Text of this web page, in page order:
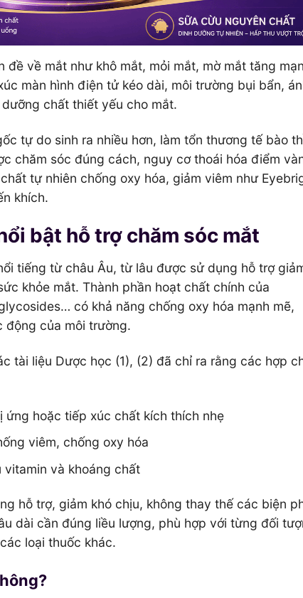
về mắt như khô mắt, mỏi mắt, mờ mắt tăng
màn hình điện tử kéo dài, môi trường bụi bẩn,
chất thiết yếu cho mắt.
tự do sinh ra nhiều hơn, làm tổn thương tế bào
chăm sóc đúng cách, nguy cơ thoái hóa điểm
tự nhiên chống oxy hóa, giảm viêm như
khích.
bật hỗ trợ chăm sóc mắt
tiếng từ châu Âu, từ lâu được sử dụng hỗ trợ
khỏe mắt. Thành phần hoạt chất chính của
có khả năng chống oxy hóa mạnh mẽ,
động của môi trường.
tài liệu Dược học (1), (2) đã chỉ ra rằng các hợp
hoặc tiếp xúc chất kích thích nhẹ
viêm, chống oxy hóa
và khoáng chất
hỗ trợ, giảm khó chịu, không thay thế các biện
dài cần đúng liều lượng, phù hợp với từng đối
loại thuốc khác.